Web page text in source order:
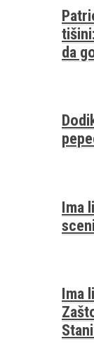
da
Ima
Ima